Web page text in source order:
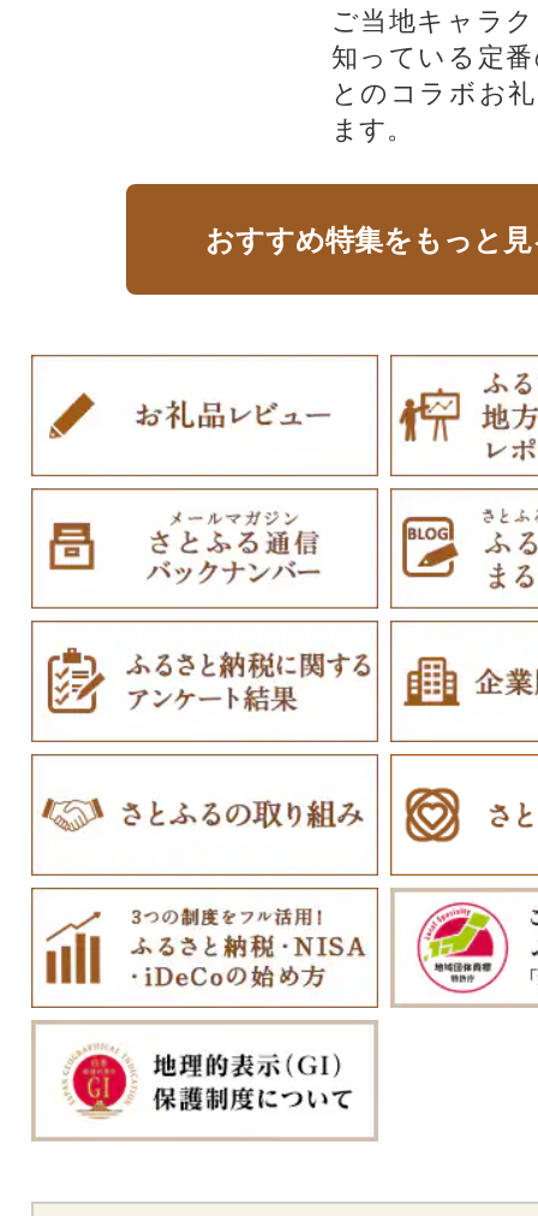
ご当地キャラ
知っている定
とのコラボお
ます。​
おすすめ特集をもっと